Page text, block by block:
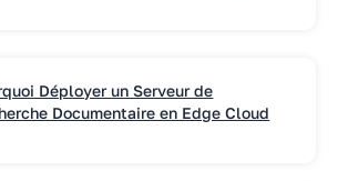
Déployer un Serveur de
Documentaire en Edge Cloud